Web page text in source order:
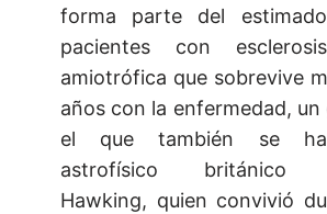
forma parte del
pacientes con
amiotrófica que sobrevive
años con la enfermedad, un
el que también se
astrofísico británico
Hawking, quien convivió